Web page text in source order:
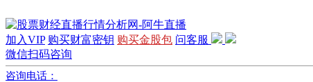
加入VIP 购买财富密钥 购买金股包 问客服
微信扫码咨询
咨询电话：